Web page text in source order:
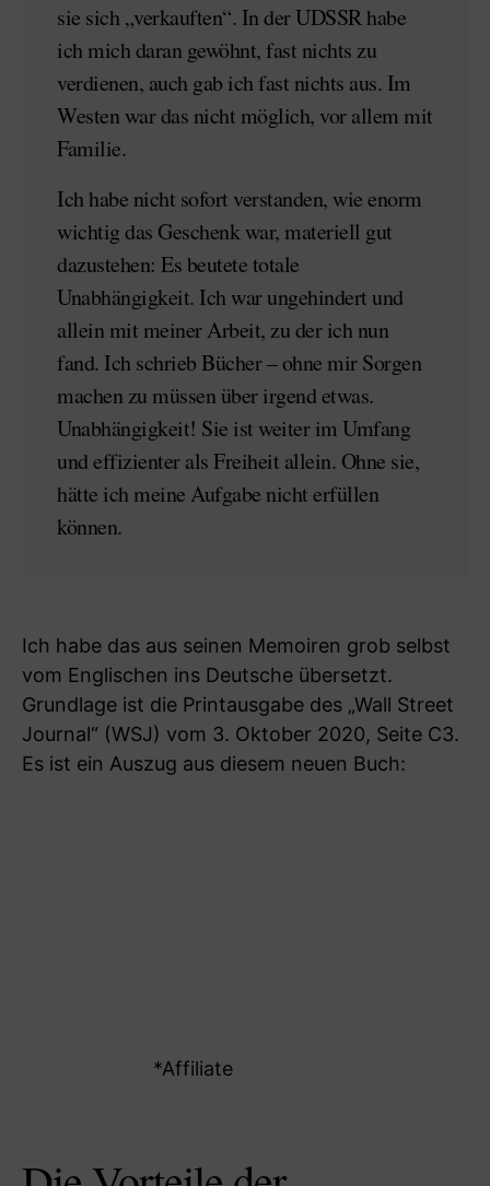
sie sich „verkauften“. In der UDSSR habe
ich mich daran gewöhnt, fast nichts zu
verdienen, auch gab ich fast nichts aus. Im
Westen war das nicht möglich, vor allem mit
Familie.
Ich habe nicht sofort verstanden, wie enorm
wichtig das Geschenk war, materiell gut
dazustehen: Es beutete totale
Unabhängigkeit. Ich war ungehindert und
allein mit meiner Arbeit, zu der ich nun
fand. Ich schrieb Bücher – ohne mir Sorgen
machen zu müssen über irgend etwas.
Unabhängigkeit! Sie ist weiter im Umfang
und effizienter als Freiheit allein. Ohne sie,
hätte ich meine Aufgabe nicht erfüllen
können.
Ich habe das aus seinen Memoiren grob selbst
vom Englischen ins Deutsche übersetzt.
Grundlage ist die Printausgabe des „Wall Street
Journal“ (WSJ) vom 3. Oktober 2020, Seite C3.
Es ist ein Auszug aus diesem neuen Buch:
*Affiliate